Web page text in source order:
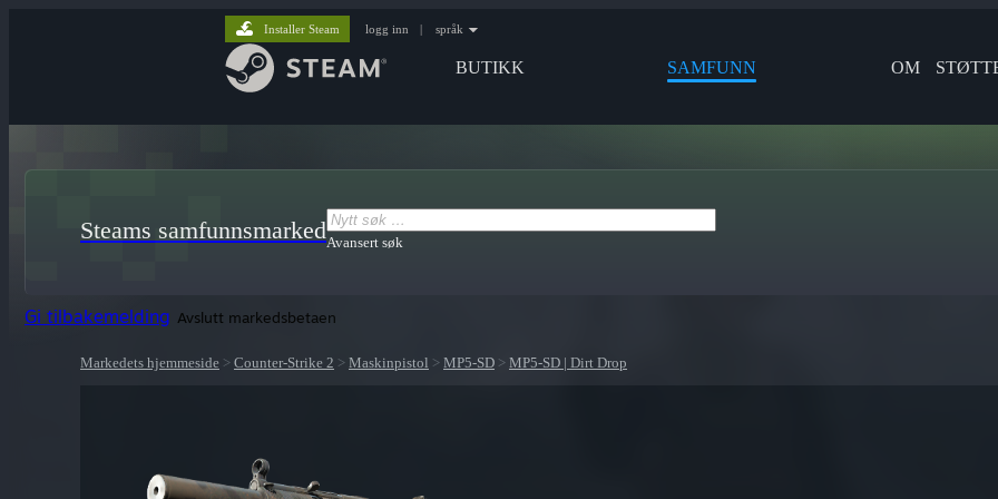
BUTIKK SAMFUNN OM
Installer Steam logg inn | språk
Steams samfunnsmarkedAvansert søk
Gi tilbakemelding Avslutt markedsbetaen
Markedets hjemmeside > Counter-Strike 2 > Maskinpistol > MP5-SD > MP5-SD | Dirt Drop